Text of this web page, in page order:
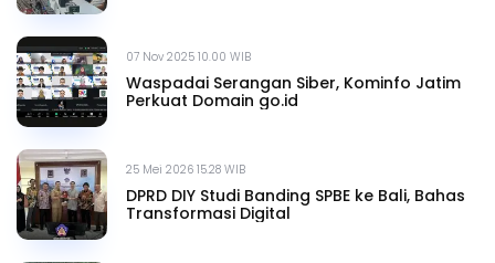
07 Nov 2025 10.00 WIB
Waspadai Serangan Siber, Kominfo Jatim
Perkuat Domain go.id
25 Mei 2026 15.28 WIB
DPRD DIY Studi Banding SPBE ke Bali, Bahas
Transformasi Digital